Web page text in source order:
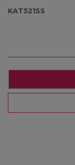
KAT521SS